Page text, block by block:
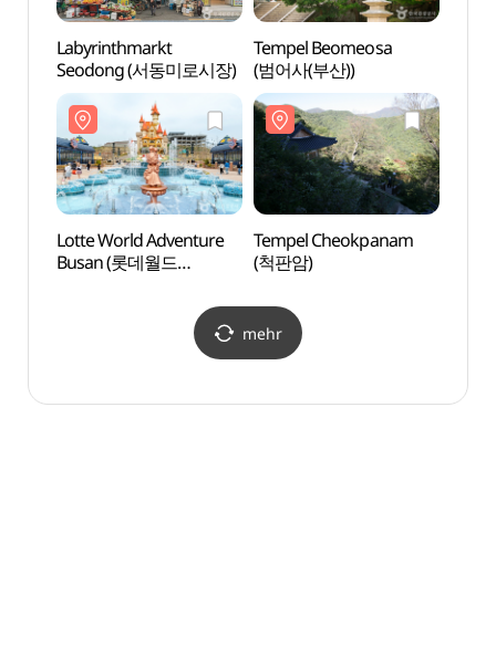
Labyrinthmarkt
Seodong (서동미로시장)
Tempel Beomeosa
(범어사(부산))
Lotte World Adventure
Busan (롯데월드
Tempel Cheokpanam
(척판암)
mehr